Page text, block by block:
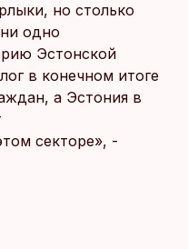
но столько
одно
Эстонской
в конечном итоге
а Эстония в
секторе», -